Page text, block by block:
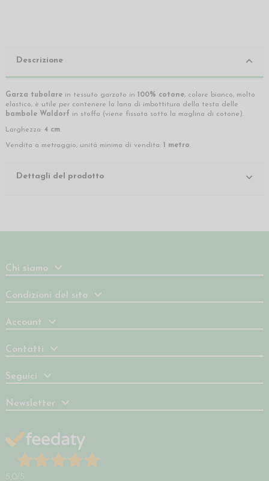
Descrizione
Garza tubolare in tessuto garzato in 100% cotone, colore bianco, molto
elastico, è utile per contenere la lana di imbottitura della testa delle
bambole Waldorf in stoffa (viene fissata sotto la maglina di cotone).
Larghezza: 4 cm.
Vendita a metraggio, unità minima di vendita: 1 metro.
Dettagli del prodotto
Chi siamo
Condizioni del sito
Account
Contatti
Seguici
Newsletter
5,0 /5